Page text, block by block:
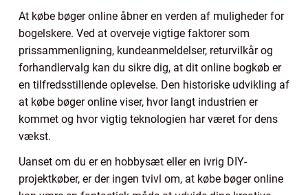
At købe bøger online åbner en verden af muligheder for
bogelskere. Ved at overveje vigtige faktorer som
prissammenligning, kundeanmeldelser, returvilkår og
forhandlervalg kan du sikre dig, at dit online bogkøb er
en tilfredsstillende oplevelse. Den historiske udvikling af
at købe bøger online viser, hvor langt industrien er
kommet og hvor vigtig teknologien har været for dens
vækst.
Uanset om du er en hobbysæt eller en ivrig DIY-
projektkøber, er der ingen tvivl om, at købe bøger online